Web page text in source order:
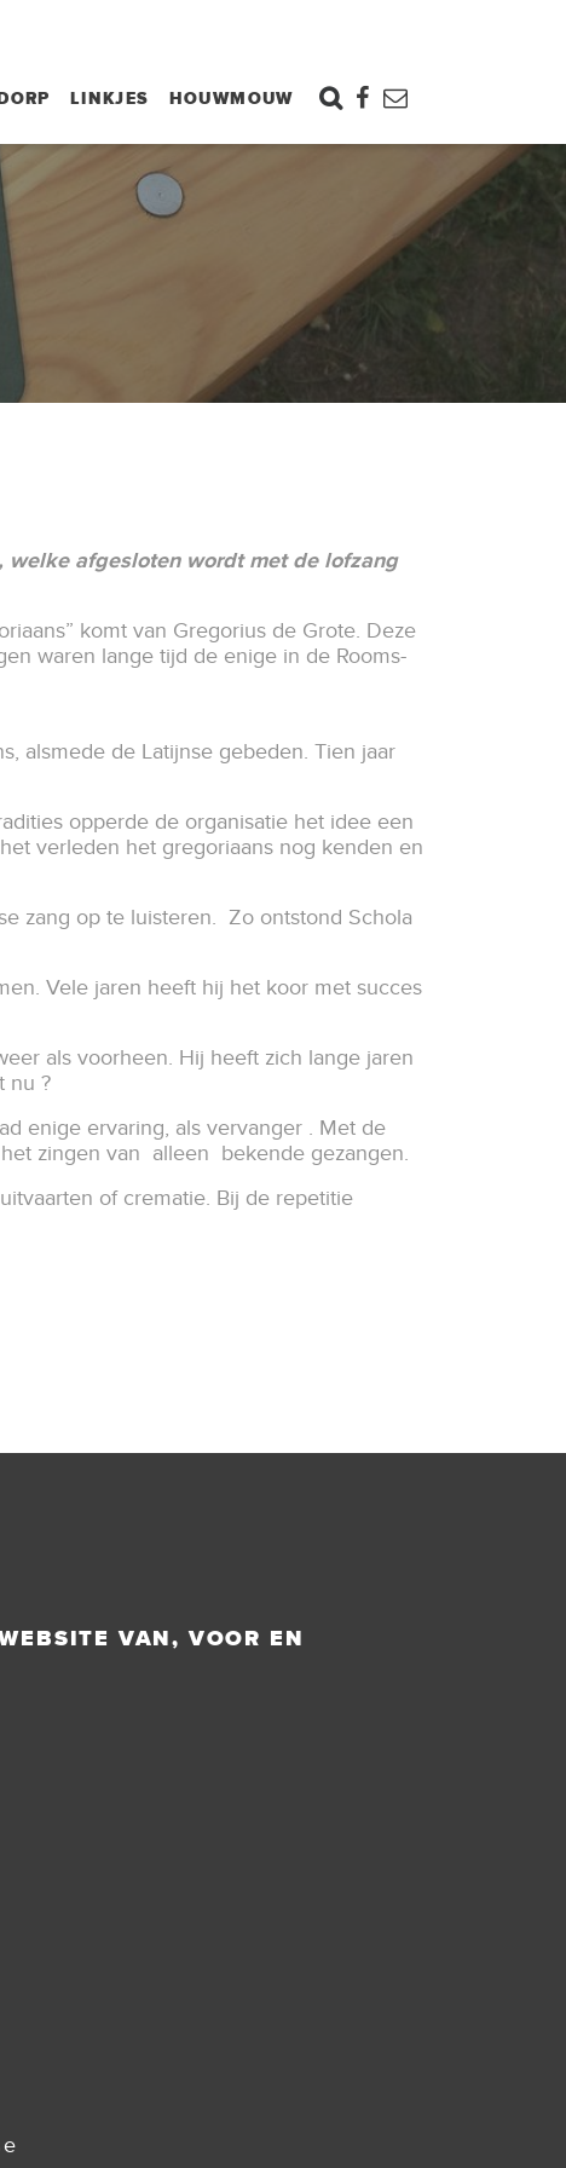
LINKJES HOUWMOUW
welke afgesloten wordt met de lofzang
komt van ​Gregorius de Grote. ​Deze
waren lange tijd de enige in de Rooms-
alsmede de Latijnse gebeden. Tien jaar
opperde de organisatie het idee een
verleden het gregoriaans nog kenden en
zang op te luisteren. Zo ontstond Schola
Vele jaren heeft hij het koor met succes
als voorheen. Hij heeft zich lange jaren
nu ?
enige ervaring, als vervanger . Met de
zingen van alleen bekende gezangen.
of crematie. Bij de repetitie
VAN, VOOR EN